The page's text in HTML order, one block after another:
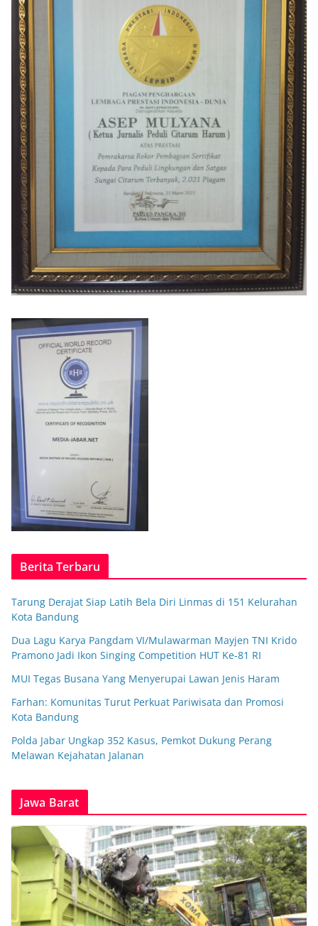
Berita Terbaru
Tarung Derajat Siap Latih Bela Diri Linmas di 151 Kelurahan
Kota Bandung
Dua Lagu Karya Pangdam VI/Mulawarman Mayjen TNI Krido
Pramono Jadi Ikon Singing Competition HUT Ke-81 RI
MUI Tegas Busana Yang Menyerupai Lawan Jenis Haram
Farhan: Komunitas Turut Perkuat Pariwisata dan Promosi
Kota Bandung
Polda Jabar Ungkap 352 Kasus, Pemkot Dukung Perang
Melawan Kejahatan Jalanan
Jawa Barat